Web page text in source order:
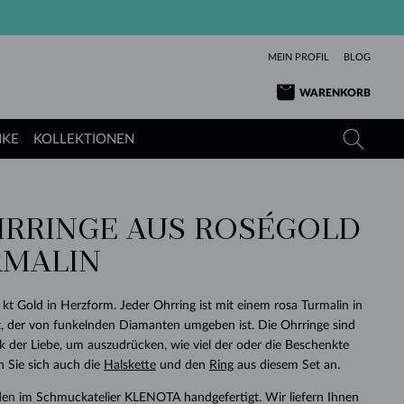
MEIN PROFIL BLOG
WARENKORB
RICHTIGEN
DURCHSEHEN
LIEBE
DURCHSEHEN
GELBGOLD
ROSÉGOLD
ANGEBOT
DURCHSEHEN
TANSANITE
TOPASE
TURMALINE
MOLDAVITE
BABY-OHRRINGE
SCHÖN
DURCHSEHEN
TURMALINE
MOLDAVITE
MINERALKETTEN
PERLEN ANHÄNGER
WEISSGOLD
SIMPLEN
DINGE
ARMBÄNDER
DURCHSEHEN
PERLEN
DURCHSEHEN
SAPHIRE
SMARAGDE
MOLDAVITE
MINERALIEN
HOCHZEITSSCHMUCK
KLENOTA
DURCHSEHEN
SCHENKEN
DURCHSEHEN
KOLLEKTIONEN
KOLLEKTIONEN
DURCHSEHEN
AUS ROSÉGOLD
kt Gold in Herzform. Jeder Ohrring ist mit einem rosa Turmalin in
der von funkelnden Diamanten umgeben ist. Die Ohrringe sind
der Liebe, um auszudrücken, wie viel der oder die Beschenkte
Sie sich auch die Halskette und den Ring aus diesem Set an.
im Schmuckatelier KLENOTA handgefertigt. Wir liefern Ihnen